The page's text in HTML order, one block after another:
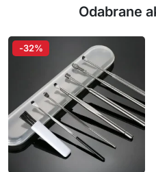
Odabrane
-32%